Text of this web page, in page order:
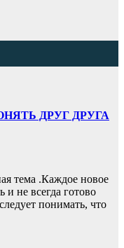
ДРУГ ДРУГА
тема .Каждое новое
и не всегда готово
понимать, что